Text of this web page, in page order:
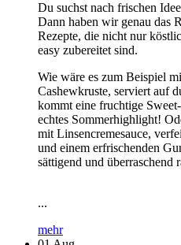
Du suchst nach frischen
Dann haben wir genau das
Rezepte, die nicht nur
easy zubereitet sind.
Wie wäre es zum Beispiel
Cashewkruste, serviert auf
kommt eine fruchtige
echtes Sommerhighlight!
mit Linsencremesauce,
und einem erfrischenden
sättigend und überraschend
...
mehr